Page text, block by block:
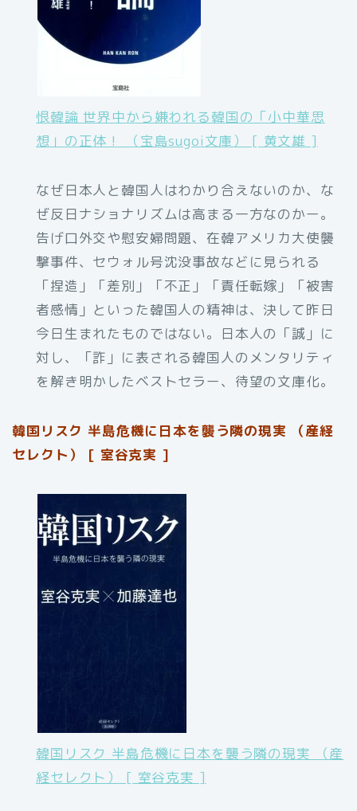
恨韓論 世界中から嫌われる韓国の「小中華思
想」の正体！ （宝島sugoi文庫） [ 黄文雄 ]
なぜ日本人と韓国人はわかり合えないのか、な
ぜ反日ナショナリズムは高まる一方なのかー。
告げ口外交や慰安婦問題、在韓アメリカ大使襲
撃事件、セウォル号沈没事故などに見られる
「捏造」「差別」「不正」「責任転嫁」「被害
者感情」といった韓国人の精神は、決して昨日
今日生まれたものではない。日本人の「誠」に
対し、「詐」に表される韓国人のメンタリティ
を解き明かしたベストセラー、待望の文庫化。
韓国リスク 半島危機に日本を襲う隣の現実 （産経
セレクト） [ 室谷克実 ]
韓国リスク 半島危機に日本を襲う隣の現実 （産
経セレクト） [ 室谷克実 ]